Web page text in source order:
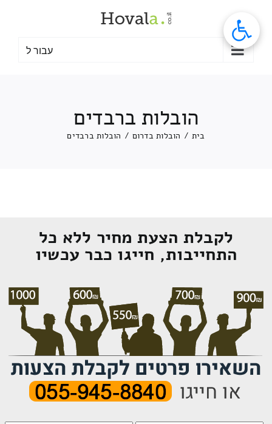
עבור ל
הובלות ברבדים
בית / הובלות בדרום / הובלות ברבדים
לקבלת הצעת מחיר ללא כל
התחייבות, חייגו כבר עכשיו